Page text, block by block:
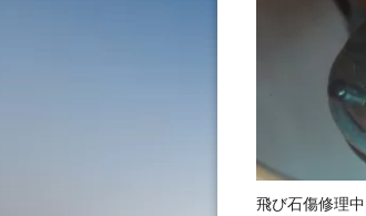
飛び石傷修理中